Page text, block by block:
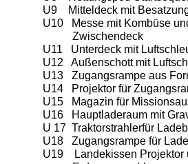
U9 Mitteldeck mit
U10 Messe mit Kombüse
Zwischendeck
U11 Unterdeck mit
U12 Außenschott mit
U13 Zugangsrampe aus
U14 Projektor für
U15 Magazin für
U16 Hauptladeraum mit
U 17 Traktorstrahlerfür
U18 Zugangsrampe für
U19 Landekissen Projektor